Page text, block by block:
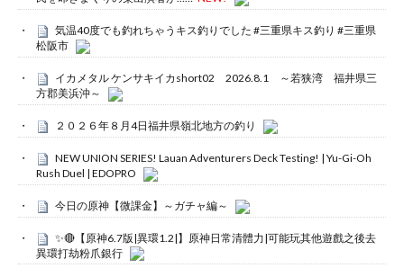
気温40度でも釣れちゃうキス釣りでした #三重県キス釣り #三重県
松阪市
イカメタル ケンサキイカshort02 2026.8.1 ～若狭湾 福井県三
方郡美浜沖～
２０２６年８月4日福井県嶺北地方の釣り
NEW UNION SERIES! Lauan Adventurers Deck Testing! | Yu-Gi-Oh
Rush Duel | EDOPRO
今日の原神【微課金】～ガチャ編～
✨🔴【原神6.7版|異環1.2|】原神日常清體力|可能玩其他遊戲之後去
異環打劫粉爪銀行